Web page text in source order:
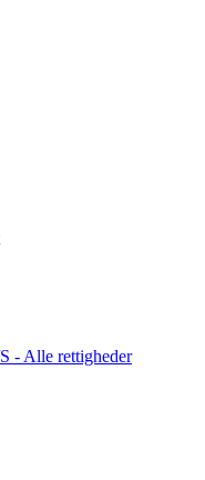
- Alle rettigheder